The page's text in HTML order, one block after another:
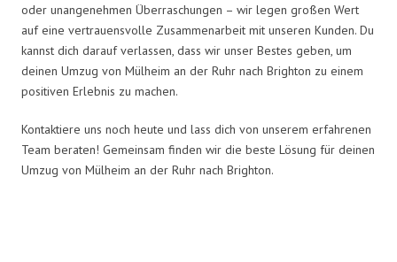
oder unangenehmen Überraschungen – wir legen großen Wert
auf eine vertrauensvolle Zusammenarbeit mit unseren Kunden. Du
kannst dich darauf verlassen, dass wir unser Bestes geben, um
deinen Umzug von Mülheim an der Ruhr nach Brighton zu einem
positiven Erlebnis zu machen.
Kontaktiere uns noch heute und lass dich von unserem erfahrenen
Team beraten! Gemeinsam finden wir die beste Lösung für deinen
Umzug von Mülheim an der Ruhr nach Brighton.